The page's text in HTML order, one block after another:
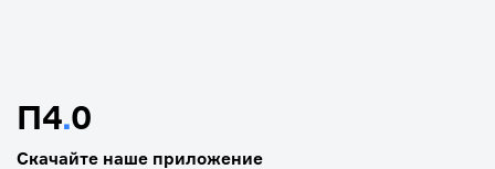
П4.0
Скачайте наше приложение